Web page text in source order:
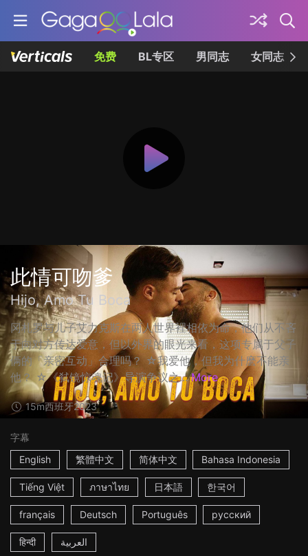
免费 BL专区 男同志 女同志
此情可吻爹
Hijo, Amo Tu Boca
冈札罗与儿子艾力克斯在两人世界裡相依为命，他们从不吝
于向对方传达爱意，但以外界的眼光来看，这项专属于父子
俩的「亲密互动」合理吗？ ☆我爱他，但我为什麽不能亲
他？ ☆《弑镜惊魂记》导演争议之... More
15m西班牙2023
字幕
English
繁體中文 简体中文 Bahasa Indonesia
Tiếng Việt ภาษาไทย 日本語 한국어
français Deutsch Português русский
हिन्दी العربية